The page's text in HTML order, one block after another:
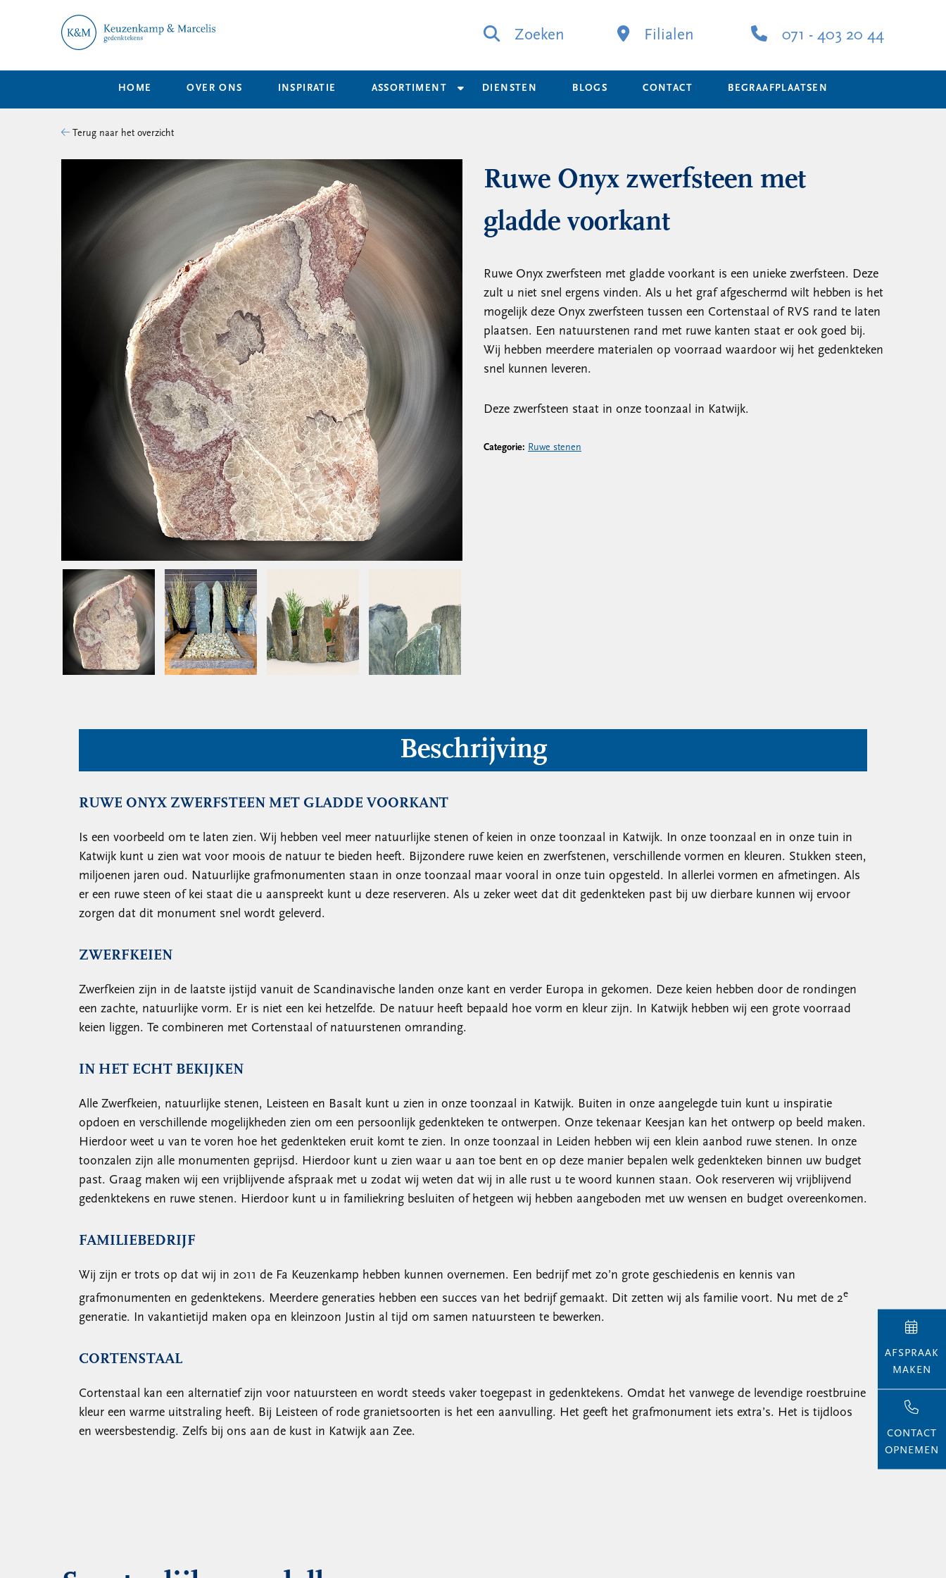
Zoeken Filialen 071 - 403 20 44
HOME OVER ONS INSPIRATIE ASSORTIMENT DIENSTEN BLOGS CONTACT BEGRAAFPLAATSEN
Terug naar het overzicht
Ruwe Onyx zwerfsteen met
gladde voorkant
Ruwe Onyx zwerfsteen met gladde voorkant is een unieke zwerfsteen. Deze
zult u niet snel ergens vinden. Als u het graf afgeschermd wilt hebben is het
mogelijk deze Onyx zwerfsteen tussen een Cortenstaal of RVS rand te laten
plaatsen. Een natuurstenen rand met ruwe kanten staat er ook goed bij.
Wij hebben meerdere materialen op voorraad waardoor wij het gedenkteken
snel kunnen leveren.
Deze zwerfsteen staat in onze toonzaal in Katwijk.
Categorie: Ruwe stenen
Beschrijving
RUWE ONYX ZWERFSTEEN MET GLADDE VOORKANT
Is een voorbeeld om te laten zien. Wij hebben veel meer natuurlijke stenen of keien in onze toonzaal in Katwijk. In onze toonzaal en in onze tuin in
Katwijk kunt u zien wat voor moois de natuur te bieden heeft. Bijzondere ruwe keien en zwerfstenen, verschillende vormen en kleuren. Stukken steen,
miljoenen jaren oud. Natuurlijke grafmonumenten staan in onze toonzaal maar vooral in onze tuin opgesteld. In allerlei vormen en afmetingen. Als
er een ruwe steen of kei staat die u aanspreekt kunt u deze reserveren. Als u zeker weet dat dit gedenkteken past bij uw dierbare kunnen wij ervoor
zorgen dat dit monument snel wordt geleverd.
ZWERFKEIEN
Zwerfkeien zijn in de laatste ijstijd vanuit de Scandinavische landen onze kant en verder Europa in gekomen. Deze keien hebben door de rondingen
een zachte, natuurlijke vorm. Er is niet een kei hetzelfde. De natuur heeft bepaald hoe vorm en kleur zijn. In Katwijk hebben wij een grote voorraad
keien liggen. Te combineren met Cortenstaal of natuurstenen omranding.
IN HET ECHT BEKIJKEN
Alle Zwerfkeien, natuurlijke stenen, Leisteen en Basalt kunt u zien in onze toonzaal in Katwijk. Buiten in onze aangelegde tuin kunt u inspiratie
opdoen en verschillende mogelijkheden zien om een persoonlijk gedenkteken te ontwerpen. Onze tekenaar Keesjan kan het ontwerp op beeld maken.
Hierdoor weet u van te voren hoe het gedenkteken eruit komt te zien. In onze toonzaal in Leiden hebben wij een klein aanbod ruwe stenen. In onze
toonzalen zijn alle monumenten geprijsd. Hierdoor kunt u zien waar u aan toe bent en op deze manier bepalen welk gedenkteken binnen uw budget
past. Graag maken wij een vrijblijvende afspraak met u zodat wij weten dat wij in alle rust u te woord kunnen staan. Ook reserveren wij vrijblijvend
gedenktekens en ruwe stenen. Hierdoor kunt u in familiekring besluiten of hetgeen wij hebben aangeboden met uw wensen en budget overeenkomen.
FAMILIEBEDRIJF
Wij zijn er trots op dat wij in 2011 de Fa Keuzenkamp hebben kunnen overnemen. Een bedrijf met zo’n grote geschiedenis en kennis van
grafmonumenten en gedenktekens. Meerdere generaties hebben een succes van het bedrijf gemaakt. Dit zetten wij als familie voort. Nu met de 2e
generatie. In vakantietijd maken opa en kleinzoon Justin al tijd om samen natuursteen te bewerken.
CORTENSTAAL
Cortenstaal kan een alternatief zijn voor natuursteen en wordt steeds vaker toegepast in gedenktekens. Omdat het vanwege de levendige roestbruine
kleur een warme uitstraling heeft. Bij Leisteen of rode granietsoorten is het een aanvulling. Het geeft het grafmonument iets extra’s. Het is tijdloos
en weersbestendig. Zelfs bij ons aan de kust in Katwijk aan Zee.
AFSPRAAK
MAKEN
CONTACT
OPNEMEN